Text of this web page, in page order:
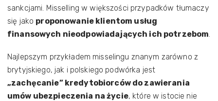
sankcjami. Misselling w większości przypadków tłumaczy
się jako proponowanie klientom usług
finansowych nieodpowiadających ich potrzebom.
Najlepszym przykładem misselingu znanym zarówno z
brytyjskiego, jak i polskiego podwórka jest
„zachęcanie” kredytobiorców do zawierania
umów ubezpieczenia na życie, które w istocie nie